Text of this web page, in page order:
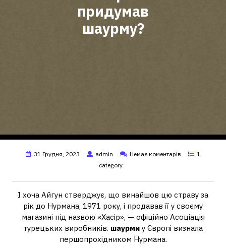
придумав
шаурму?
31 Грудня, 2023 admin Немає коментарів
1
category
І хоча Айгун стверджує, що винайшов цю страву за
рік до Нурмана, 1971 року, і продавав її у своєму
магазині під назвою «Хасір», — офіційно Асоціація
турецьких виробників. шаурми у Європі визнала
першопрохідником Нурмана.